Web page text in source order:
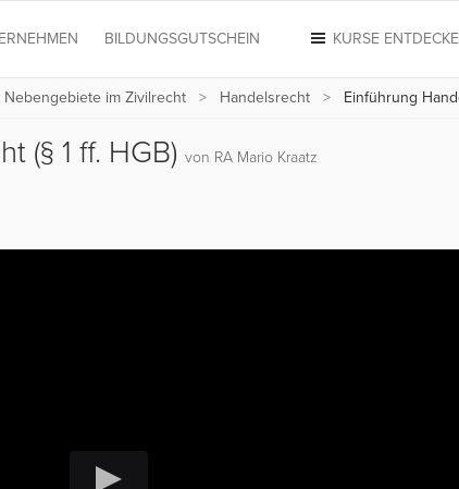
KURSE
BILDUNGSGUTSCHEIN
Nebengebiete im Zivilrecht Handelsrecht Einführung
(§ 1 ff. HGB) von RA Mario Kraatz